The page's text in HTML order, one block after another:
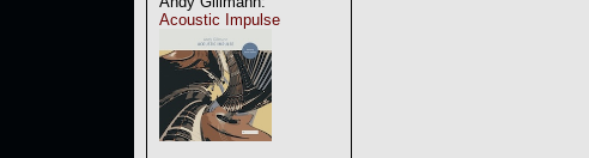
Acoustic Impulse